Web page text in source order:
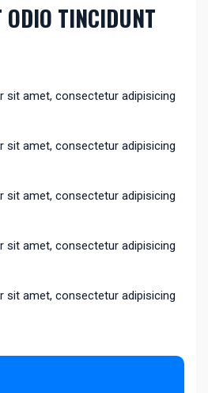
ODIO TINCIDUNT
sit amet, consectetur adipisicing
sit amet, consectetur adipisicing
sit amet, consectetur adipisicing
sit amet, consectetur adipisicing
sit amet, consectetur adipisicing